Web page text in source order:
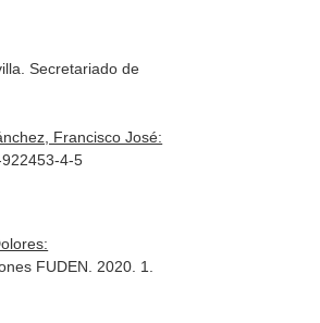
Secretariado de
Francisco José:
4-5
FUDEN. 2020. 1.